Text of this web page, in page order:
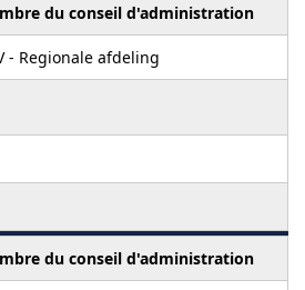
du conseil d'administration
- Regionale afdeling
du conseil d'administration